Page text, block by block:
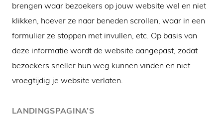
brengen waar bezoekers op jouw website wel en niet
klikken, hoever ze naar beneden scrollen, waar in een
formulier ze stoppen met invullen, etc. Op basis van
deze informatie wordt de website aangepast, zodat
bezoekers sneller hun weg kunnen vinden en niet
vroegtijdig je website verlaten.
LANDINGSPAGINA’S